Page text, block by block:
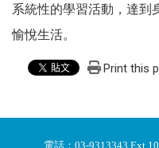
系統性的學習活動，達到
愉悅生活。
Print this
電話：03-9313343